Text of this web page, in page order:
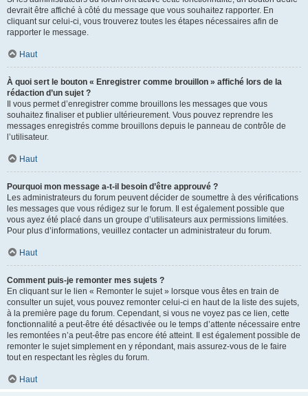
devrait être affiché à côté du message que vous souhaitez rapporter. En
cliquant sur celui-ci, vous trouverez toutes les étapes nécessaires afin de
rapporter le message.
Haut
À quoi sert le bouton « Enregistrer comme brouillon » affiché lors de la
rédaction d’un sujet ?
Il vous permet d’enregistrer comme brouillons les messages que vous
souhaitez finaliser et publier ultérieurement. Vous pouvez reprendre les
messages enregistrés comme brouillons depuis le panneau de contrôle de
l’utilisateur.
Haut
Pourquoi mon message a-t-il besoin d’être approuvé ?
Les administrateurs du forum peuvent décider de soumettre à des vérifications
les messages que vous rédigez sur le forum. Il est également possible que
vous ayez été placé dans un groupe d’utilisateurs aux permissions limitées.
Pour plus d’informations, veuillez contacter un administrateur du forum.
Haut
Comment puis-je remonter mes sujets ?
En cliquant sur le lien « Remonter le sujet » lorsque vous êtes en train de
consulter un sujet, vous pouvez remonter celui-ci en haut de la liste des sujets,
à la première page du forum. Cependant, si vous ne voyez pas ce lien, cette
fonctionnalité a peut-être été désactivée ou le temps d’attente nécessaire entre
les remontées n’a peut-être pas encore été atteint. Il est également possible de
remonter le sujet simplement en y répondant, mais assurez-vous de le faire
tout en respectant les règles du forum.
Haut